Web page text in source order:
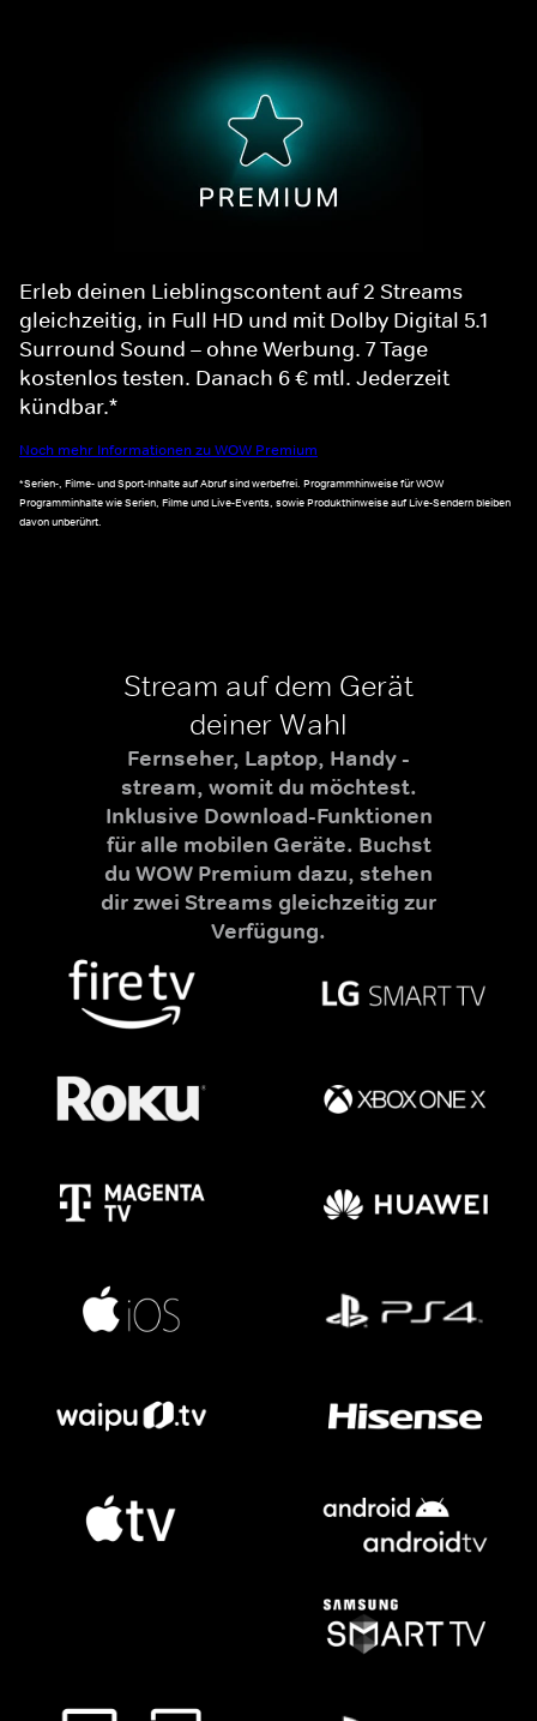
Erleb deinen Lieblingscontent auf 2 Streams
gleichzeitig, in Full HD und mit Dolby Digital 5.1
Surround Sound – ohne Werbung. 7 Tage
kostenlos testen. Danach 6 € mtl. Jederzeit
kündbar.*
Noch mehr Informationen zu WOW Premium
*Serien-, Filme- und Sport-Inhalte auf Abruf sind werbefrei. Programmhinweise für WOW
Programminhalte wie Serien, Filme und Live-Events, sowie Produkthinweise auf Live-Sendern bleiben
davon unberührt.
Stream auf dem Gerät
deiner Wahl
Fernseher, Laptop, Handy -
stream, womit du möchtest.
Inklusive Download-Funktionen
für alle mobilen Geräte. Buchst
du WOW Premium dazu, stehen
dir zwei Streams gleichzeitig zur
Verfügung.